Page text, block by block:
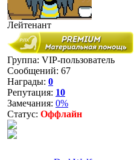
Лейтенант
Группа: VIP-пользователь
Сообщений: 67
Награды: 0
Репутация: 10
Замечания: 0%
Статус: Оффлайн